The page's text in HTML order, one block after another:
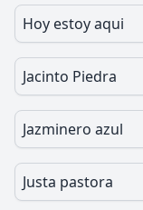
Hoy estoy aqui
Jacinto Piedra
Jazminero azul
Justa pastora